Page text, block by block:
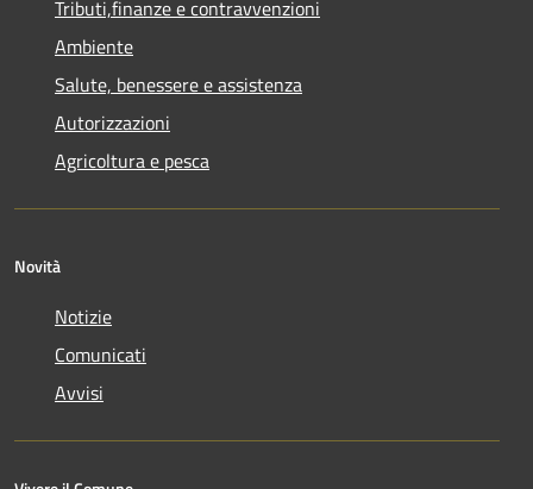
Tributi,finanze e contravvenzioni
Ambiente
Salute, benessere e assistenza
Autorizzazioni
Agricoltura e pesca
Novità
Notizie
Comunicati
Avvisi